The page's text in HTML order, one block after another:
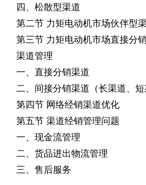
四、松散型渠道
第二节 力矩电动机市场伙伴型
第三节 力矩电动机市场直接分
渠道管理
一、直接分销渠道
二、间接分销渠道（长渠道、短
第四节 网络经销渠道优化
第五节 渠道经销管理问题
一、现金流管理
二、货品进出物流管理
三、售后服务